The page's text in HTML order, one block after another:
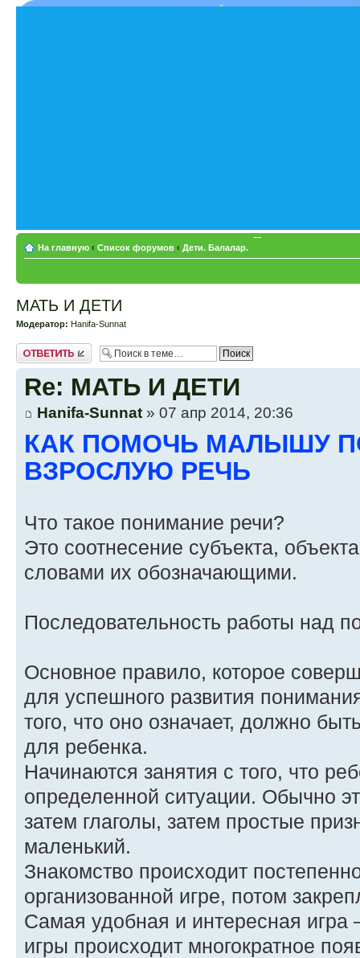
На главную ‹ Список форумов ‹ Дети. Балалар.
МАТЬ И ДЕТИ
Модератор: Hanifa-Sunnat
Ответить
Re: МАТЬ И ДЕТИ
Hanifa-Sunnat » 07 апр 2014, 20:36
КАК ПОМОЧЬ МАЛЫШУ
ВЗРОСЛУЮ РЕЧЬ
Что такое понимание речи?
Это соотнесение субъекта,
словами их обозначающими.
Последовательность работы над
Основное правило, которое
для успешного развития
того, что оно означает, должно
для ребенка.
Начинаются занятия с того, что
определенной ситуации. Обычно
затем глаголы, затем простые
маленький.
Знакомство происходит
организованной игре, потом
Самая удобная и интересная игра
игры происходит многократное